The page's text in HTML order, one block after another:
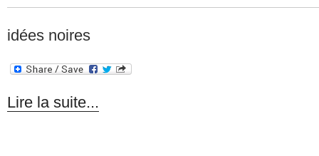
idées noires
Lire la suite...